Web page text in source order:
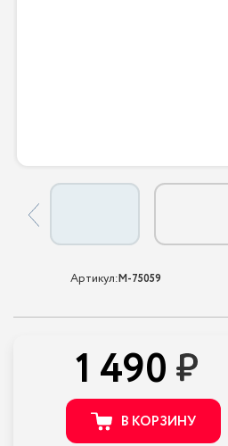
Артикул:M-75059
1 490
В КОРЗИНУ